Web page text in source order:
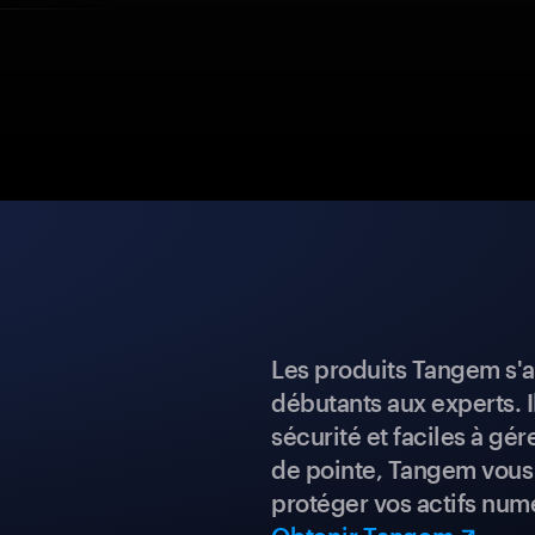
Les produits Tangem
débutants aux experts.
sécurité et faciles à
de pointe, Tangem
protéger vos actifs